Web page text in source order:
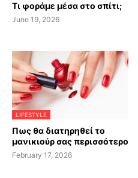
Τι φοράμε μέσα στο σπίτι;
June 19, 2026
LIFESTYLE
Πως θα διατηρηθεί το
μανικιούρ σας περισσότερο
February 17, 2026